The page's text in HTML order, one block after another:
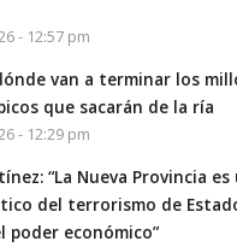
- 12:57 pm
van a terminar los
que sacarán de la ría
- 12:29 pm
“La Nueva Provincia es
del terrorismo de
poder económico”